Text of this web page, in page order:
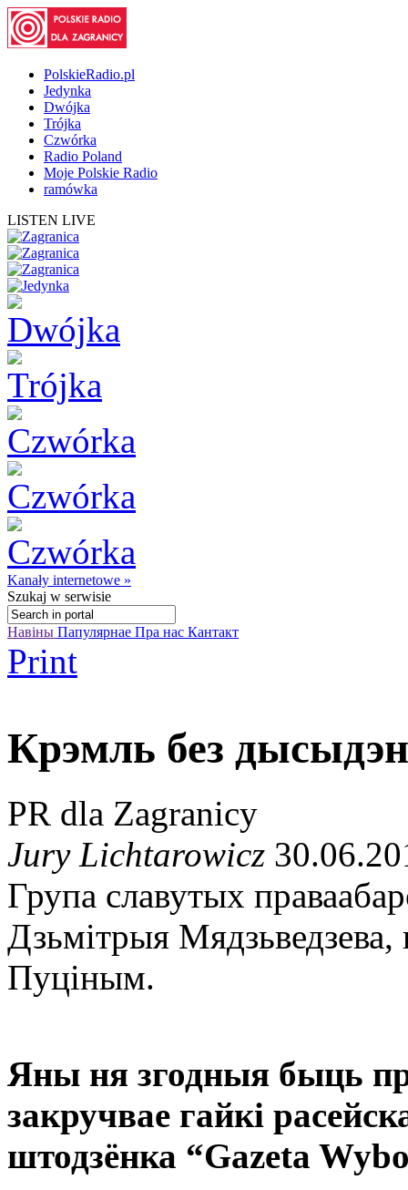
PolskieRadio.pl
Jedynka
Dwójka
Trójka
Czwórka
Radio Poland
Moje Polskie Radio
ramówka
LISTEN LIVE
Kanały internetowe »
Szukaj w serwisie
Навіны Папулярнае Пра нас Кантакт
Print
Крэмль без
PR dla Zagranicy
Jury Lichtarowicz
Група славутых
Дзьмітрыя Мядзьведзева,
Пуціным.
Яны ня згодныя быць
закручвае гайкі
штодзёнка “Gazeta